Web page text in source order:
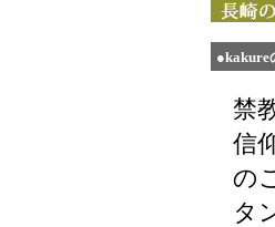
●kakure
禁
信
の
タ